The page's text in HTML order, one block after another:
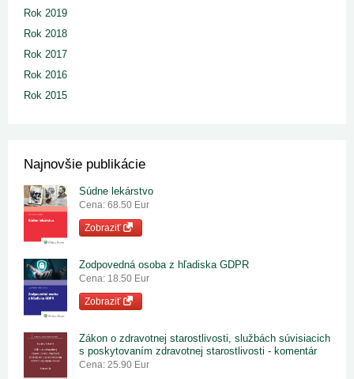
Rok 2019
Rok 2018
Rok 2017
Rok 2016
Rok 2015
Najnovšie publikácie
Súdne lekárstvo
Cena: 68.50 Eur
Zobraziť
Zodpovedná osoba z hľadiska GDPR
Cena: 18.50 Eur
Zobraziť
Zákon o zdravotnej starostlivosti, službách súvisiacich
s poskytovaním zdravotnej starostlivosti - komentár
Cena: 25.90 Eur